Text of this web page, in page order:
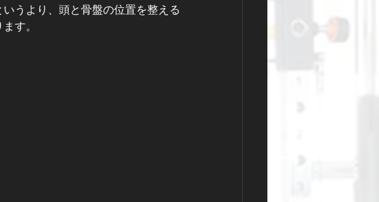
うより、頭と骨盤の位置を整える
す。